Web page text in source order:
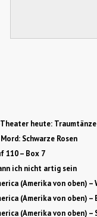
heute:
Schwarze Rosen
110 – Box 7
ich nicht artig sein
(Amerika von oben)
(Amerika von oben)
(Amerika von oben)